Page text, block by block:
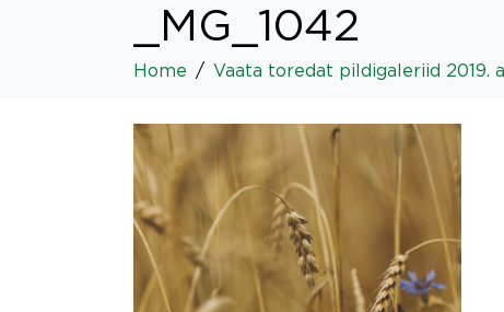
_MG_1042
Home Vaata toredat pildigaleriid 2019.